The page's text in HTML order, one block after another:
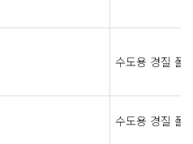
수도용 경질 폴
수도용 경질 폴